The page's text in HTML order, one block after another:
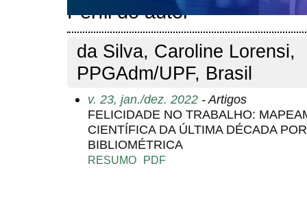
Perfil do autor
da Silva, Caroline Lorensi,
PPGAdm/UPF, Brasil
v. 23, jan./dez. 2022 - Artigos
FELICIDADE NO TRABALHO:
CIENTÍFICA DA ÚLTIMA DÉCADA
BIBLIOMÉTRICA
RESUMO PDF